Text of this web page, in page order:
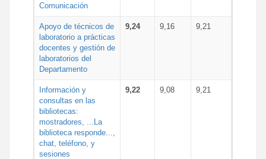
Comunicación
Apoyo de técnicos de
laboratorio a prácticas
docentes y gestión de
laboratorios del
Departamento
9,24 9,16 9,21
Información y
consultas en las
bibliotecas:
mostradores, ...La
biblioteca responde...,
chat, teléfono, y
sesiones
9,22 9,08 9,21